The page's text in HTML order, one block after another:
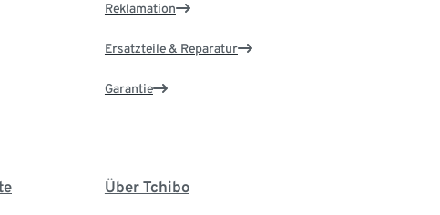
Reklamation
Ersatzteile & Reparatur
Garantie
Über Tchibo